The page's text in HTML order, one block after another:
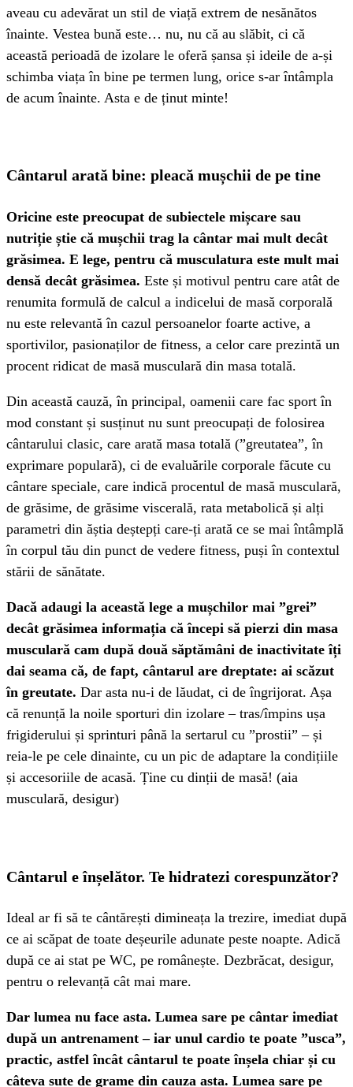
aveau cu adevărat un stil de viață extrem de nesănătos
înainte. Vestea bună este… nu, nu că au slăbit, ci că
această perioadă de izolare le oferă șansa și ideile de a-și
schimba viața în bine pe termen lung, orice s-ar întâmpla
de acum înainte. Asta e de ținut minte!
Cântarul arată bine: pleacă mușchii de pe tine
Oricine este preocupat de subiectele mișcare sau
nutriție știe că mușchii trag la cântar mai mult decât
grăsimea. E lege, pentru că musculatura este mult mai
densă decât grăsimea. Este și motivul pentru care atât de
renumita formulă de calcul a indicelui de masă corporală
nu este relevantă în cazul persoanelor foarte active, a
sportivilor, pasionaților de fitness, a celor care prezintă un
procent ridicat de masă musculară din masa totală.
Din această cauză, în principal, oamenii care fac sport în
mod constant și susținut nu sunt preocupați de folosirea
cântarului clasic, care arată masa totală (”greutatea”, în
exprimare populară), ci de evaluările corporale făcute cu
cântare speciale, care indică procentul de masă musculară,
de grăsime, de grăsime viscerală, rata metabolică și alți
parametri din ăștia deștepți care-ți arată ce se mai întâmplă
în corpul tău din punct de vedere fitness, puși în contextul
stării de sănătate.
Dacă adaugi la această lege a mușchilor mai ”grei”
decât grăsimea informația că începi să pierzi din masa
musculară cam după două săptămâni de inactivitate îți
dai seama că, de fapt, cântarul are dreptate: ai scăzut
în greutate. Dar asta nu-i de lăudat, ci de îngrijorat. Așa
că renunță la noile sporturi din izolare – tras/împins ușa
frigiderului și sprinturi până la sertarul cu ”prostii” – și
reia-le pe cele dinainte, cu un pic de adaptare la condițiile
și accesoriile de acasă. Ține cu dinții de masă! (aia
musculară, desigur)
Cântarul e înșelător. Te hidratezi corespunzător?
Ideal ar fi să te cântărești dimineața la trezire, imediat după
ce ai scăpat de toate deșeurile adunate peste noapte. Adică
după ce ai stat pe WC, pe românește. Dezbrăcat, desigur,
pentru o relevanță cât mai mare.
Dar lumea nu face asta. Lumea sare pe cântar imediat
după un antrenament – iar unul cardio te poate ”usca”,
practic, astfel încât cântarul te poate înșela chiar și cu
câteva sute de grame din cauza asta. Lumea sare pe